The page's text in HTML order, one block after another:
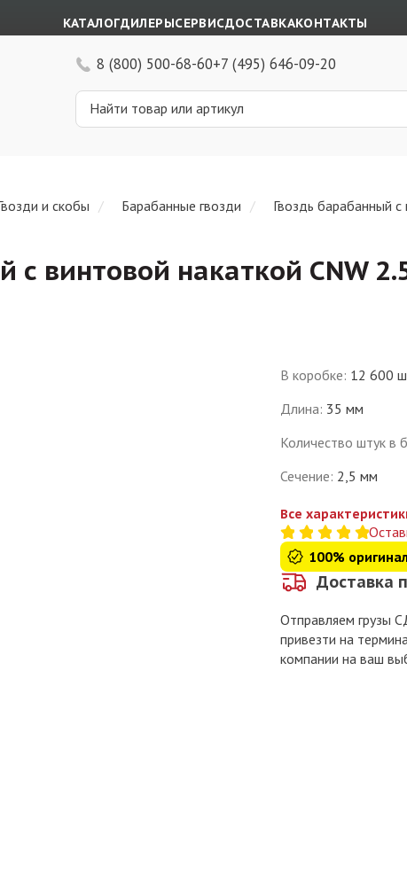
КАТАЛОГДИЛЕРЫСЕРВИСДОСТАВКАКОНТАКТЫ
8 (800) 500-68-60+7 (495) 646-09-20
и скобы Барабанные гвозди Гвоздь барабанный
с винтовой накаткой CNW
В коробке: 12 600
Длина: 35 мм
Количество штук в
Сечение: 2,5 мм
Все
100%
Доставка
Отправляем грузы
привезти на
компании на ваш